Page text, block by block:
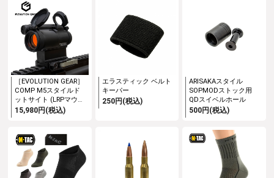
［EVOLUTION GEAR］
COMP M5スタイルド
ットサイト (LRPマウン
ト)
15,980円(税込)
エラスティック ベルト
キーパー
250円(税込)
ARISAKAスタイル
SOPMODストック用
QDスイベルホール
500円(税込)